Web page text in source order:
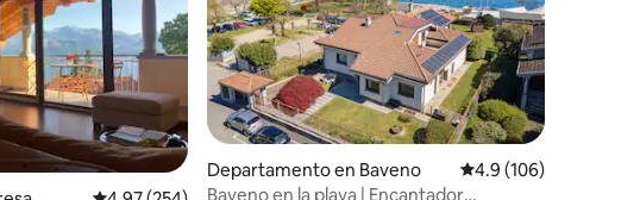
evaluaciones Departamento en Baveno Calificación
4.9 (106)
Baveno en la playa | Encantador